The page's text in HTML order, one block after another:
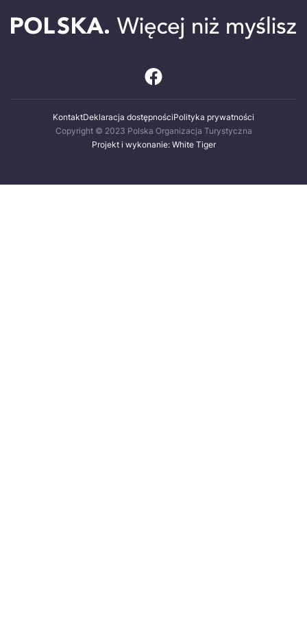
KontaktDeklaracja dostępnościPolityka prywatności
Copyright © 2023 Polska Organizacja Turystyczna
Projekt i wykonanie: White Tiger